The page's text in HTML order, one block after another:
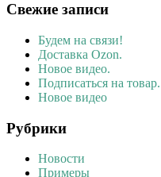
Свежие записи
Будем на связи!
Доставка Ozon.
Новое видео.
Подписаться на товар.
Новое видео
Рубрики
Новости
Примеры